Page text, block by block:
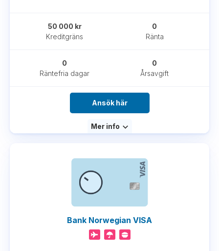
Kreditgräns
50 000 kr
Ränta
0
Räntefria dagar
0
Årsavgift
0
Ansök här
Mer info
Bank Norwegian VISA